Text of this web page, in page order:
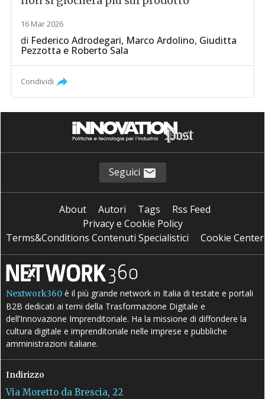
16 Mar 2026
di Federico Adrodegari, Marco Ardolino, Giuditta
Pezzotta e Roberto Sala
Condividi
Seguici
About Autori Tags
Rss Feed
Privacy e Cookie Policy
Terms&Conditions Contenuti Specialistici
Cookie Center
Nextwork360 è il più grande network in Italia di testate e portali
B2B dedicati ai temi della Trasformazione Digitale e
dell’Innovazione Imprenditoriale. Ha la missione di diffondere la
cultura digitale e imprenditoriale nelle imprese e pubbliche
amministrazioni italiane.
Indirizzo
Via Moretto da Brescia, 22